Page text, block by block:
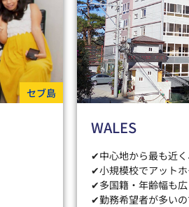
セブ島
WALES
✔中心地から最も近
✔小規模校でアット
✔多国籍・年齢幅も
✔勤務希望者が多い